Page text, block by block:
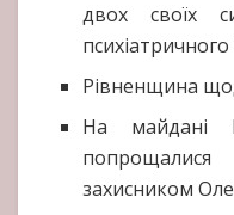
двох своїх
Рівненщина
На майдані
захисником